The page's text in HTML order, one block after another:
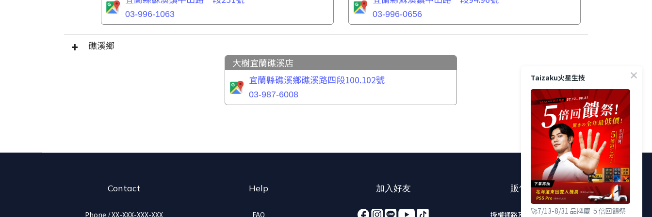
03-996-1063 03-996-0656
礁溪鄉
大樹宜蘭礁溪店
宜蘭縣礁溪鄉礁溪路四段100.102號
03-987-6008
Contact
Phone / XX-XXX-XXX-XXX
Help
FAQ
加入好友 販售通路
授權通路及實體販售店點
Taizaku火星生技
🚀7/13-8/31 品牌慶 ５倍回饋祭